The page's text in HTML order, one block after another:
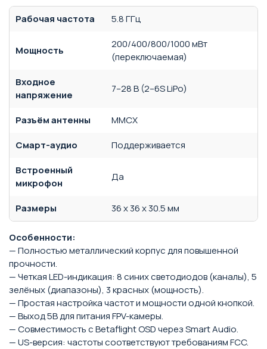
Рабочая частота 5.8 ГГц
Мощность
200/400/800/1000 мВт
(переключаемая)
Входное
напряжение
7–28 В (2–6S LiPo)
Разъём антенны
MMCX
Смарт-аудио
Поддерживается
Встроенный
микрофон
Да
Размеры 36 x 36 x 30.5 мм
Особенности:
— Полностью металлический корпус для повышенной
прочности.
— Четкая LED-индикация: 8 синих светодиодов (каналы), 5
зелёных (диапазоны), 3 красных (мощность).
— Простая настройка частот и мощности одной кнопкой.
— Выход 5В для питания FPV-камеры.
— Совместимость с Betaflight OSD через Smart Audio.
— US-версия: частоты соответствуют требованиям FCC.